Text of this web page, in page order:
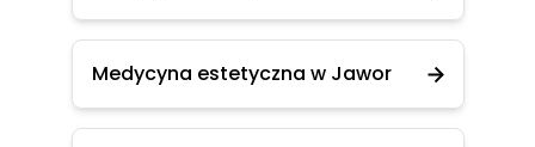
Medycyna estetyczna w Jawor